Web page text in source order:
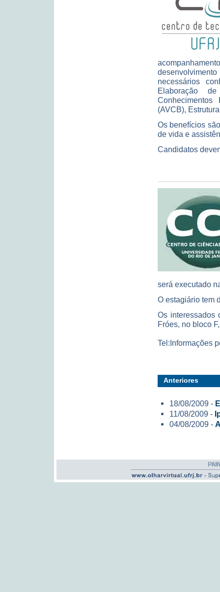
necessários
Elaboração
(AVCB),
Os benefícios
de vida e
Candidatos
será executado
O estagiário tem
Os interessados
Fróes, no bloco
Tel:Informações
Anteriores
18/08/2009 -
11/08/2009 -
04/08/2009 -